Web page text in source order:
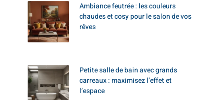
Ambiance feutrée : les couleurs
chaudes et cosy pour le salon de vos
rêves
Petite salle de bain avec grands
carreaux : maximisez l’effet et
l’espace